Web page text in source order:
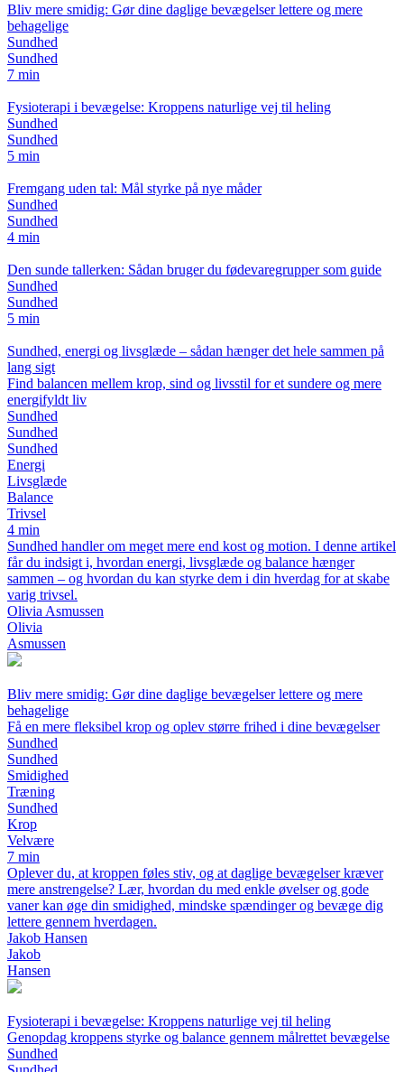
Bliv mere smidig: Gør dine daglige bevægelser lettere og mere
behagelige
Sundhed
Sundhed
7 min
Fysioterapi i bevægelse: Kroppens naturlige vej til heling
Sundhed
Sundhed
5 min
Fremgang uden tal: Mål styrke på nye måder
Sundhed
Sundhed
4 min
Den sunde tallerken: Sådan bruger du fødevaregrupper som guide
Sundhed
Sundhed
5 min
Sundhed, energi og livsglæde – sådan hænger det hele sammen på
lang sigt
Find balancen mellem krop, sind og livsstil for et sundere og mere
energifyldt liv
Sundhed
Sundhed
Sundhed
Energi
Livsglæde
Balance
Trivsel
4 min
Sundhed handler om meget mere end kost og motion. I denne artikel
får du indsigt i, hvordan energi, livsglæde og balance hænger
sammen – og hvordan du kan styrke dem i din hverdag for at skabe
varig trivsel.
Olivia Asmussen
Olivia
Asmussen
Bliv mere smidig: Gør dine daglige bevægelser lettere og mere
behagelige
Få en mere fleksibel krop og oplev større frihed i dine bevægelser
Sundhed
Sundhed
Smidighed
Træning
Sundhed
Krop
Velvære
7 min
Oplever du, at kroppen føles stiv, og at daglige bevægelser kræver
mere anstrengelse? Lær, hvordan du med enkle øvelser og gode
vaner kan øge din smidighed, mindske spændinger og bevæge dig
lettere gennem hverdagen.
Jakob Hansen
Jakob
Hansen
Fysioterapi i bevægelse: Kroppens naturlige vej til heling
Genopdag kroppens styrke og balance gennem målrettet bevægelse
Sundhed